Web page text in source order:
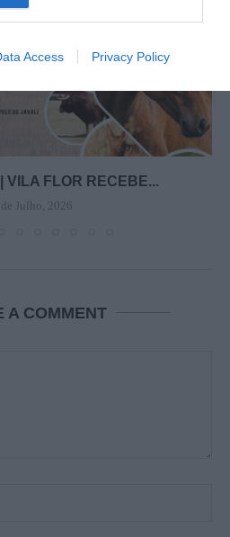
Access Privacy Policy
VILA FLOR RECEBE...
Julho, 2026
A COMMENT